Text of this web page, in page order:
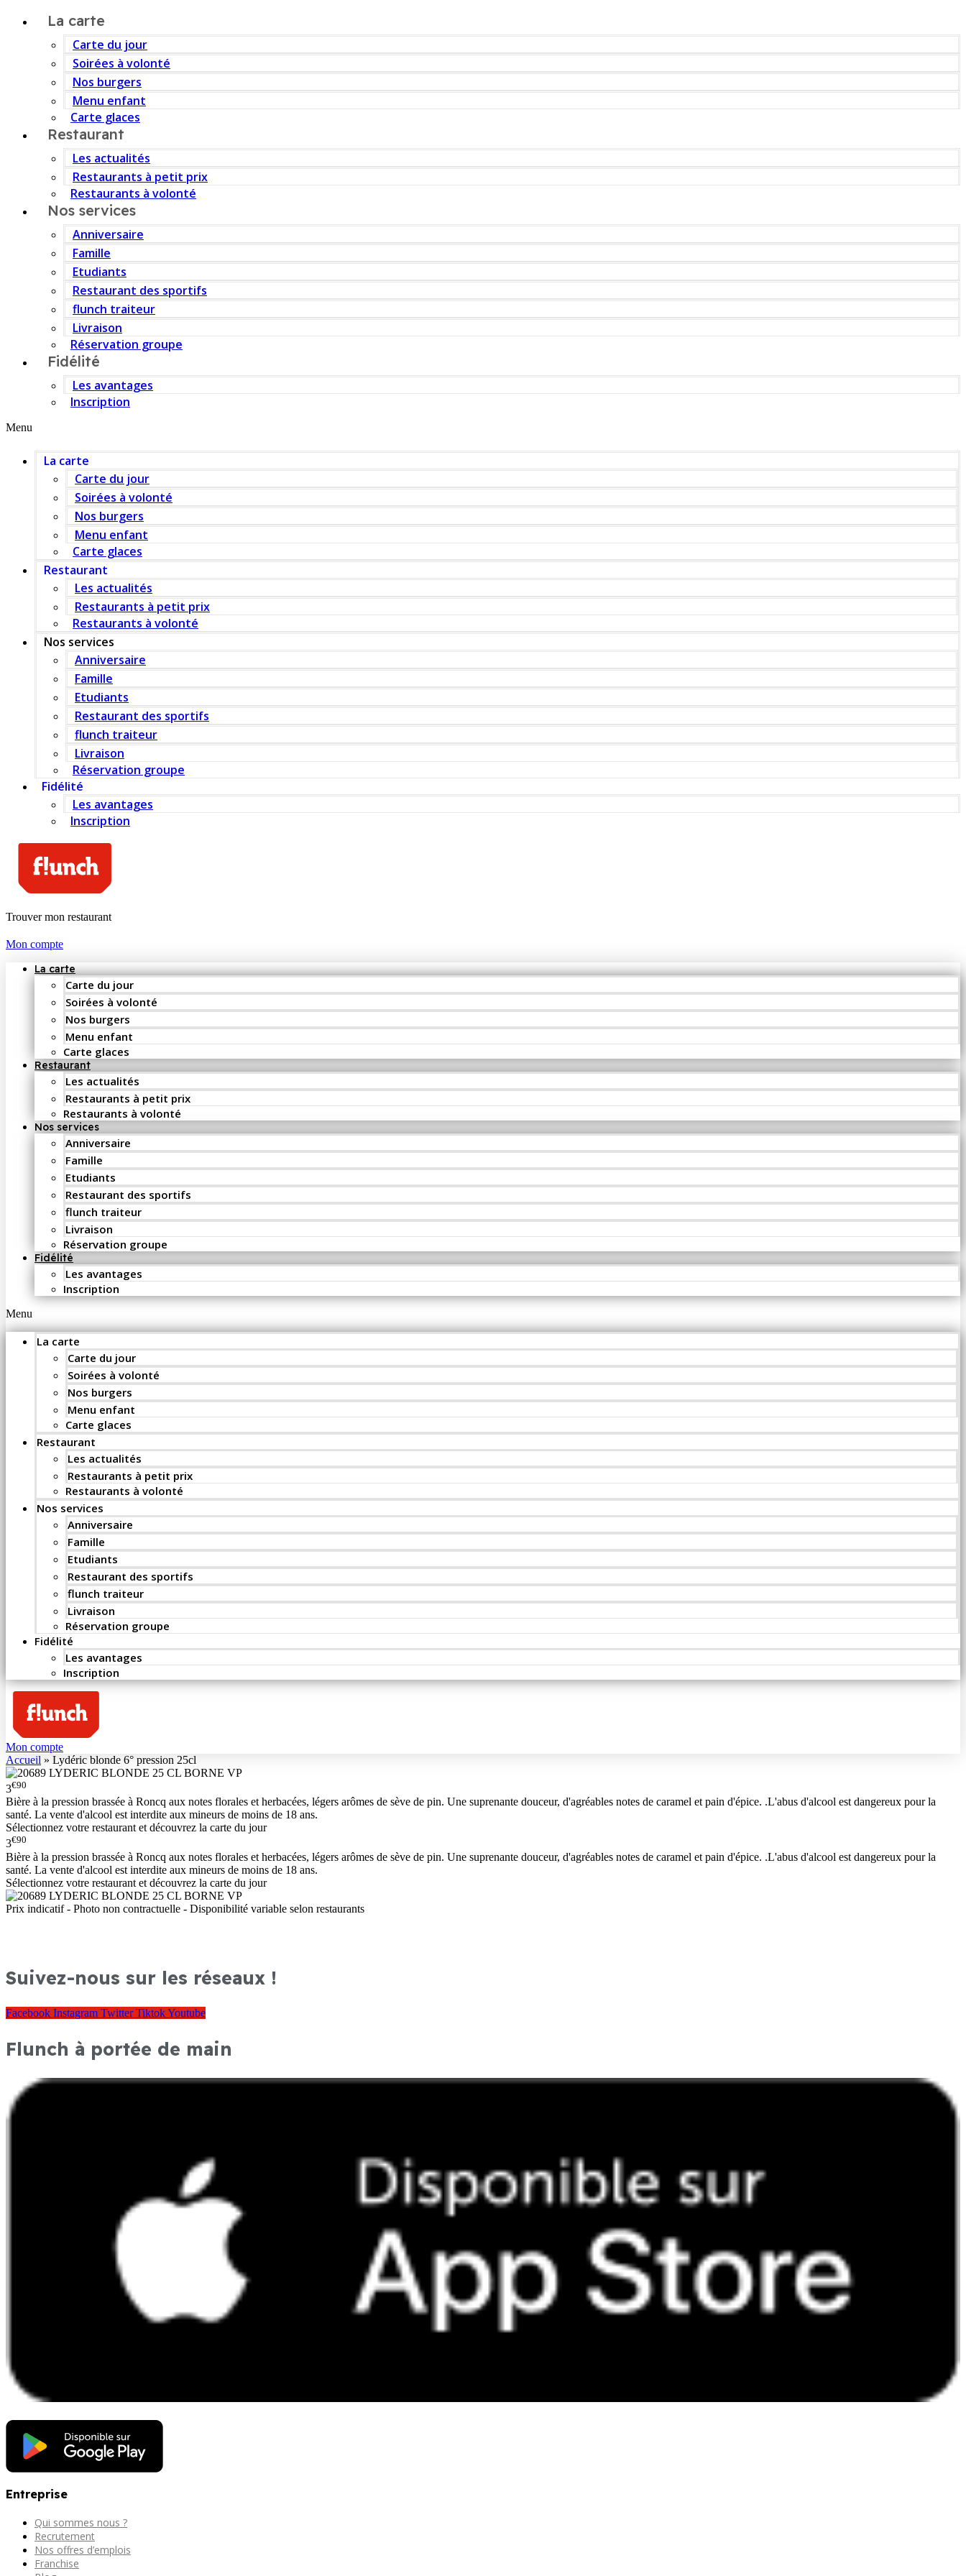
La carte
Carte du jour
Soirées à volonté
Nos burgers
Menu enfant
Carte glaces
Restaurant
Les actualités
Restaurants à petit prix
Restaurants à volonté
Nos services
Anniversaire
Famille
Etudiants
Restaurant des sportifs
flunch traiteur
Livraison
Réservation groupe
Fidélité
Les avantages
Inscription
Menu
La carte
Carte du jour
Soirées à volonté
Nos burgers
Menu enfant
Carte glaces
Restaurant
Les actualités
Restaurants à petit prix
Restaurants à volonté
Nos services
Anniversaire
Famille
Etudiants
Restaurant des sportifs
flunch traiteur
Livraison
Réservation groupe
Fidélité
Les avantages
Inscription
Trouver mon restaurant
Mon compte
La carte
Carte du jour
Soirées à volonté
Nos burgers
Menu enfant
Carte glaces
Restaurant
Les actualités
Restaurants à petit prix
Restaurants à volonté
Nos services
Anniversaire
Famille
Etudiants
Restaurant des sportifs
flunch traiteur
Livraison
Réservation groupe
Fidélité
Les avantages
Inscription
Menu
La carte
Carte du jour
Soirées à volonté
Nos burgers
Menu enfant
Carte glaces
Restaurant
Les actualités
Restaurants à petit prix
Restaurants à volonté
Nos services
Anniversaire
Famille
Etudiants
Restaurant des sportifs
flunch traiteur
Livraison
Réservation groupe
Fidélité
Les avantages
Inscription
Mon compte
Accueil » Lydéric blonde 6° pression 25cl
3€90
Bière à la pression brassée à Roncq aux notes florales et herbacées, légers arômes de sève de pin. Une suprenante douceur, d'agréables notes de caramel et pain d'épice. .L'abus d'alcool est dangereux pour la
santé. La vente d'alcool est interdite aux mineurs de moins de 18 ans.
Sélectionnez votre restaurant et découvrez la carte du jour
3€90
Bière à la pression brassée à Roncq aux notes florales et herbacées, légers arômes de sève de pin. Une suprenante douceur, d'agréables notes de caramel et pain d'épice. .L'abus d'alcool est dangereux pour la
santé. La vente d'alcool est interdite aux mineurs de moins de 18 ans.
Sélectionnez votre restaurant et découvrez la carte du jour
Prix indicatif - Photo non contractuelle - Disponibilité variable selon restaurants
Suivez-nous sur les réseaux !
Facebook Instagram Twitter TiktokYoutube
Flunch à portée de main
Entreprise
Qui sommes nous ?
Recrutement
Nos offres d’emplois
Franchise